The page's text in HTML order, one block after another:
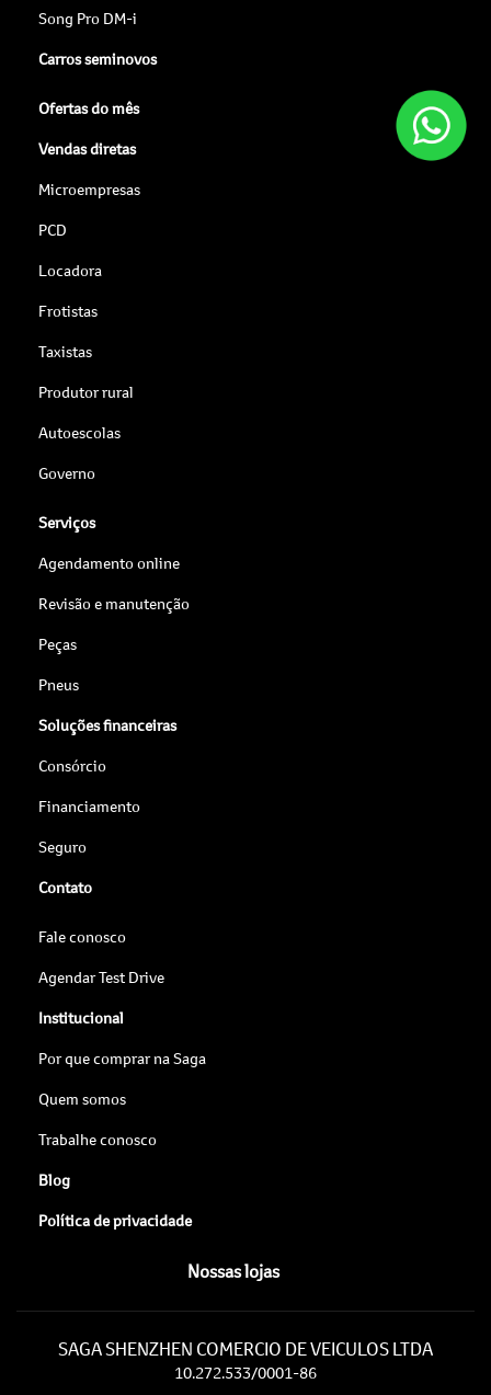
Song Pro DM-i
Carros seminovos
Ofertas do mês
Vendas diretas
Microempresas
PCD
Locadora
Frotistas
Taxistas
Produtor rural
Autoescolas
Governo
Serviços
Agendamento online
Revisão e manutenção
Peças
Pneus
Soluções financeiras
Consórcio
Financiamento
Seguro
Contato
Fale conosco
Agendar Test Drive
Institucional
Por que comprar na Saga
Quem somos
Trabalhe conosco
Blog
Política de privacidade
Nossas lojas
SAGA SHENZHEN COMERCIO DE VEICULOS LTDA
10.272.533/0001-86